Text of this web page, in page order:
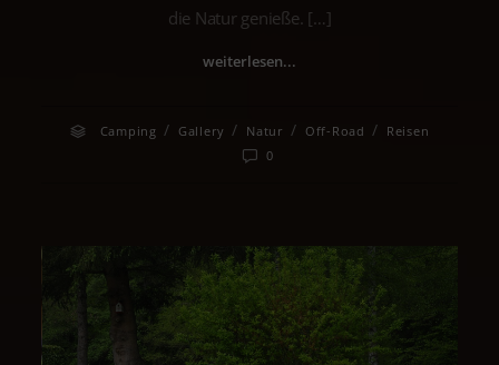
die Natur genieße. […]
weiterlesen...
Camping / Gallery / Natur / Off-Road / Reisen
0